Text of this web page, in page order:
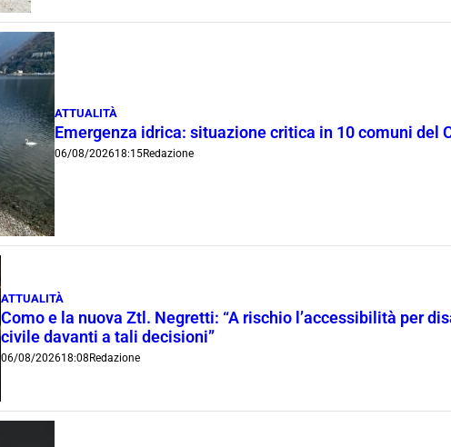
ATTUALITÀ
Emergenza idrica: situazione critica in 10 comuni del
06/08/202618:15Redazione
ATTUALITÀ
Como e la nuova Ztl. Negretti: “A rischio l’accessibilità per
civile davanti a tali decisioni”
06/08/202618:08Redazione